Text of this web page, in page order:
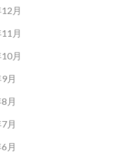
月
月
月
月
月
月
月